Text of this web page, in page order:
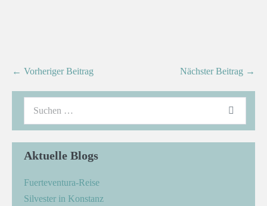
← Vorheriger Beitrag Nächster Beitrag →
Aktuelle Blogs
Fuerteventura-Reise
Silvester in Konstanz